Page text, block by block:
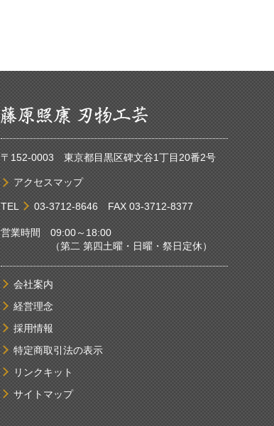
〒152-0003 東京都目黒区碑文谷1丁目20番2号
アクセスマップ
TEL 03-3712-8646FAX 03-3712-8377
営業時間 09:00～18:00
（第二 第四土曜・日曜・祭日定休）
会社案内
経営理念
採用情報
特定商取引法の表示
リンクキット
サイトマップ